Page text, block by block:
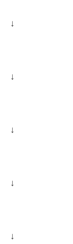
↓
↓
↓
↓
↓